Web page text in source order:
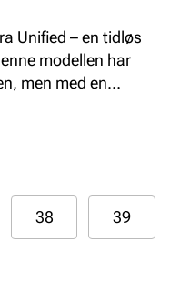
Unified – en tidløs
modellen har
men med en
over vristen,
uttrykk som
til bukser.
uansett
38 39